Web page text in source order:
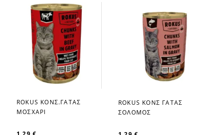
favorite_border
ROKUS ΚΟΝΣ.ΓΑΤΑΣ
ΜΟΣΧΑΡΙ
favorite_border
ROKUS ΚΟΝΣ ΓΑΤΑΣ
ΣΟΛΟΜΟΣ